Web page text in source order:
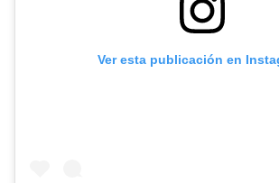
Ver esta publicación en